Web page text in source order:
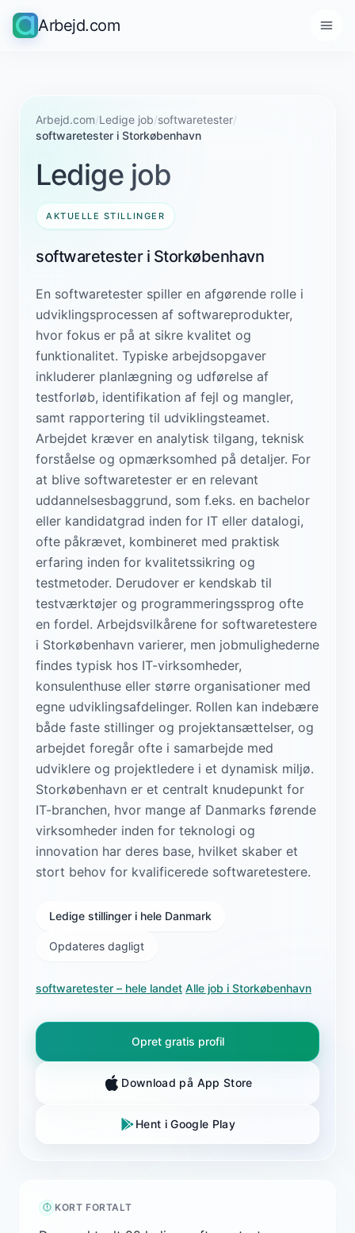
Arbejd.com
Arbejd.com/Ledige job/softwaretester/
softwaretester i Storkøbenhavn
Ledige job
AKTUELLE STILLINGER
softwaretester i Storkøbenhavn
En softwaretester spiller en afgørende rolle i
udviklingsprocessen af softwareprodukter,
hvor fokus er på at sikre kvalitet og
funktionalitet. Typiske arbejdsopgaver
inkluderer planlægning og udførelse af
testforløb, identifikation af fejl og mangler,
samt rapportering til udviklingsteamet.
Arbejdet kræver en analytisk tilgang, teknisk
forståelse og opmærksomhed på detaljer. For
at blive softwaretester er en relevant
uddannelsesbaggrund, som f.eks. en bachelor
eller kandidatgrad inden for IT eller datalogi,
ofte påkrævet, kombineret med praktisk
erfaring inden for kvalitetssikring og
testmetoder. Derudover er kendskab til
testværktøjer og programmeringssprog ofte
en fordel. Arbejdsvilkårene for softwaretestere
i Storkøbenhavn varierer, men jobmulighederne
findes typisk hos IT-virksomheder,
konsulenthuse eller større organisationer med
egne udviklingsafdelinger. Rollen kan indebære
både faste stillinger og projektansættelser, og
arbejdet foregår ofte i samarbejde med
udviklere og projektledere i et dynamisk miljø.
Storkøbenhavn er et centralt knudepunkt for
IT-branchen, hvor mange af Danmarks førende
virksomheder inden for teknologi og
innovation har deres base, hvilket skaber et
stort behov for kvalificerede softwaretestere.
Ledige stillinger i hele Danmark
Opdateres dagligt
softwaretester – hele landet·Alle job i Storkøbenhavn
Opret gratis profil
Download på App Store
Hent i Google Play
KORT FORTALT